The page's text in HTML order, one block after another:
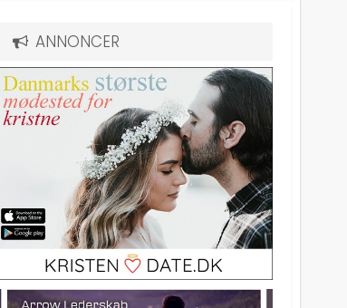
ANNONCER